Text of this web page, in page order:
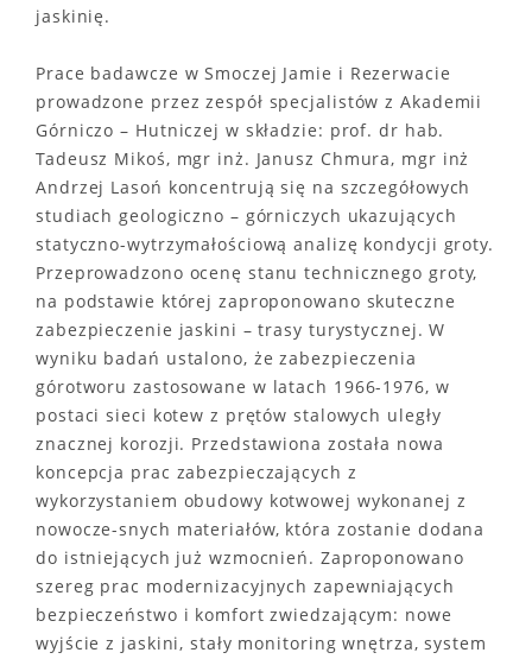
jaskinię.
Prace badawcze w Smoczej Jamie i Rezerwacie
prowadzone przez zespół specjalistów z Akademii
Górniczo – Hutniczej w składzie: prof. dr hab.
Tadeusz Mikoś, mgr inż. Janusz Chmura, mgr inż
Andrzej Lasoń koncentrują się na szczegółowych
studiach geologiczno – górniczych ukazujących
statyczno-wytrzymałościową analizę kondycji groty.
Przeprowadzono ocenę stanu technicznego groty,
na podstawie której zaproponowano skuteczne
zabezpieczenie jaskini – trasy turystycznej. W
wyniku badań ustalono, że zabezpieczenia
górotworu zastosowane w latach 1966-1976, w
postaci sieci kotew z prętów stalowych uległy
znacznej korozji. Przedstawiona została nowa
koncepcja prac zabezpieczających z
wykorzystaniem obudowy kotwowej wykonanej z
nowocze-snych materiałów, która zostanie dodana
do istniejących już wzmocnień. Zaproponowano
szereg prac modernizacyjnych zapewniających
bezpieczeństwo i komfort zwiedzającym: nowe
wyjście z jaskini, stały monitoring wnętrza, system